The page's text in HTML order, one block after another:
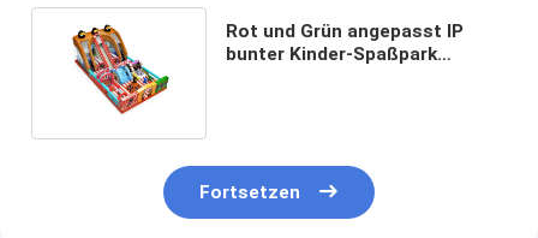
Rot und Grün angepasst IP
bunter Kinder-Spaßpark
Fortsetzen